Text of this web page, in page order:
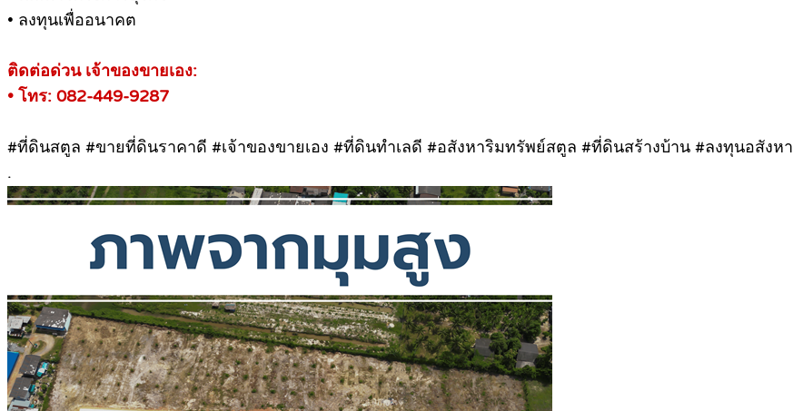
• ลงทุนเพื่ออนาคต
ติดต่อด่วน เจ้าของขายเอง:
• โทร: 082-449-9287
#ที่ดินสตูล #ขายที่ดินราคาดี #เจ้าของขายเอง #ที่ดินทำเลดี #อสังหาริมทรัพย์สตูล #ที่ดินสร้างบ้าน #ลงทุนอสังหา
.